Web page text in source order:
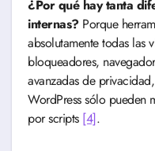
¿Por qué hay tanta
internas?Porque
absolutamente todas las
bloqueadores,
avanzadas de
WordPress sólo pueden
por scripts [4].